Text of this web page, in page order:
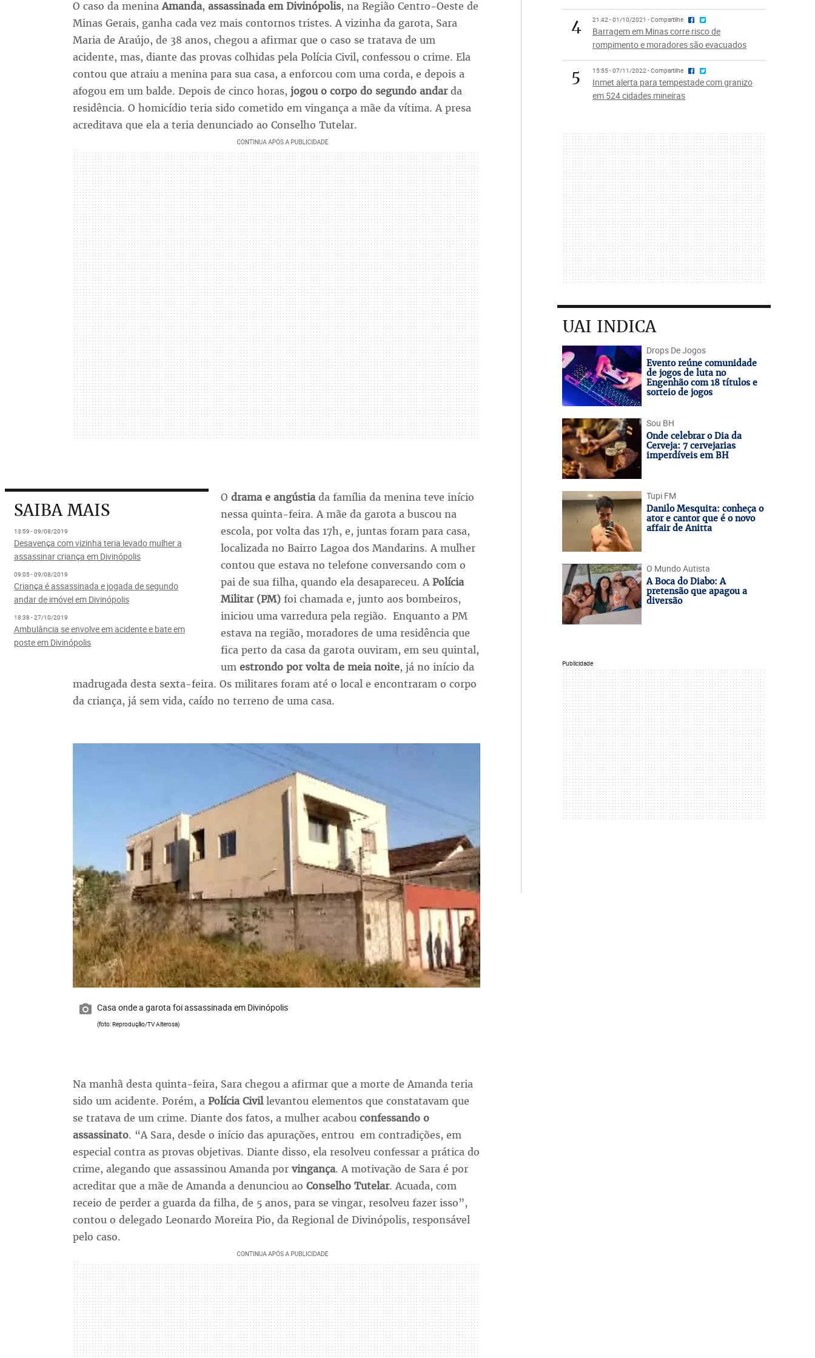
O caso da meninaAmanda, assassinada em Divinópolis, na Região Centro-Oeste de
Minas Gerais, ganha cada vez mais contornos tristes. A vizinha da garota, Sara
Maria de Araújo, de 38 anos, chegou a afirmar que o caso se tratava de um
acidente, mas, diante das provas colhidas pela Polícia Civil, confessou o crime. Ela
contou que atraiu a menina para sua casa, a enforcou com uma corda, e depois a
afogou em um balde. Depois de cinco horas, jogou o corpo do segundo andarda
residência. O homicídio teria sido cometido em vingança a mãe da vítima. A presa
acreditava que ela a teria denunciado ao Conselho Tutelar.
SAIBA MAIS
13:59 - 09/08/2019
Desavença com vizinha teria levado mulher a
assassinar criança em Divinópolis
09:05 - 09/08/2019
Criança é assassinada e jogada de segundo
andar de imóvel em Divinópolis
18:38 - 27/10/2019
Ambulância se envolve em acidente e bate em
poste em Divinópolis
O drama e angústiada família da menina teve início
nessa quinta-feira. A mãe da garota a buscou na
escola, por volta das 17h, e, juntas foram para casa,
localizada no Bairro Lagoa dos Mandarins. A mulher
contou que estava no telefone conversando com o
pai de sua filha, quando ela desapareceu. APolícia
Militar (PM)foi chamada e, junto aos bombeiros,
iniciou uma varredura pela região. Enquanto a PM
estava na região, moradores de uma residência que
fica perto da casa da garota ouviram, em seu quintal,
umestrondo por volta de meia noite, já no início da
madrugada desta sexta-feira. Os militares foram até o local e encontraram o corpo
da criança, já sem vida, caído no terreno de uma casa.
Casa onde a garota foi assassinada em Divinópolis
(foto: Reprodução/TV Alterosa)
Na manhã desta quinta-feira, Sara chegou a afirmar que a morte de Amanda teria
sido um acidente. Porém, a Polícia Civillevantou elementos que constatavam que
se tratava de um crime. Diante dos fatos, a mulher acabou confessando o
assassinato. “A Sara, desde o início das apurações, entrou em contradições, em
especial contra as provas objetivas. Diante disso, ela resolveu confessar a prática do
crime, alegando que assassinou Amanda por vingança. A motivação de Sara é por
acreditar que a mãe de Amanda a denunciou ao Conselho Tutelar. Acuada, com
receio de perder a guarda da filha, de 5 anos, para se vingar, resolveu fazer isso”,
contou o delegado Leonardo Moreira Pio, da Regional de Divinópolis, responsável
pelo caso.
4 21:42 - 01/10/2021 - Compartilhe
Barragem em Minas corre risco de
rompimento e moradores são evacuados
5 15:55 - 07/11/2022 - Compartilhe
Inmet alerta para tempestade com granizo
em 524 cidades mineiras
UAI INDICA
Drops De Jogos
Evento reúne comunidade
de jogos de luta no
Engenhão com 18 títulos e
sorteio de jogos
Sou BH
Onde celebrar o Dia da
Cerveja: 7 cervejarias
imperdíveis em BH
Tupi FM
Danilo Mesquita: conheça o
ator e cantor que é o novo
affair de Anitta
O Mundo Autista
A Boca do Diabo: A
pretensão que apagou a
diversão
Publicidade